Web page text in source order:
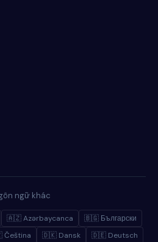
ngữ khác
🇦🇿 Azərbaycanca
🇧🇬 Български
🇩🇰 Dansk
🇩🇪 Deutsch